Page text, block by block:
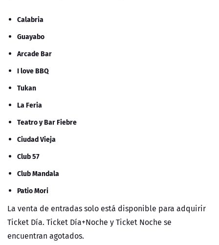
Calabria
Guayabo
Arcade Bar
I love BBQ
Tukan
La Feria
Teatro y Bar Fiebre
Ciudad Vieja
Club 57
Club Mandala
Patio Mori
La venta de entradas solo está disponible para adquirir
Ticket Día. Ticket Día+Noche y Ticket Noche se
encuentran agotados.